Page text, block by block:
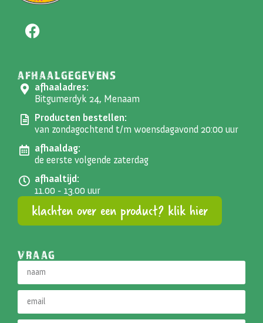
AFHAALGEGEVENS
afhaaladres:
Bitgumerdyk 24, Menaam
Producten bestellen:
van zondagochtend t/m woensdagavond 20:00 uur
afhaaldag:
de eerste volgende zaterdag
afhaaltijd:
11.00 - 13.00 uur
klachten over een product? klik hier
VRAAG